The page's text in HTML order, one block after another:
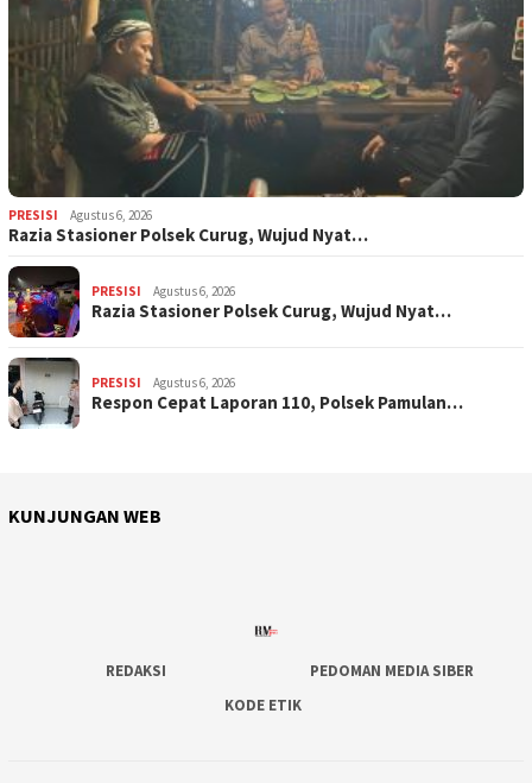
PRESISI Agustus 6, 2026
Razia Stasioner Polsek Curug, Wujud Nyat…
PRESISI Agustus 6, 2026
Razia Stasioner Polsek Curug, Wujud Nyat…
PRESISI Agustus 6, 2026
Respon Cepat Laporan 110, Polsek Pamulan…
KUNJUNGAN WEB
REDAKSI
PEDOMAN MEDIA SIBER
KODE ETIK